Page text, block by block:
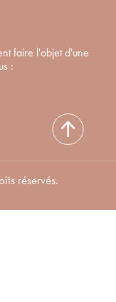
faire l'objet d'une
:
réservés.